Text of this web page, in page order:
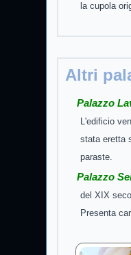
la cupola
Altri
Palazzo
L'edificio
stata eretta
paraste.
Palazzo
del XIX
Presenta